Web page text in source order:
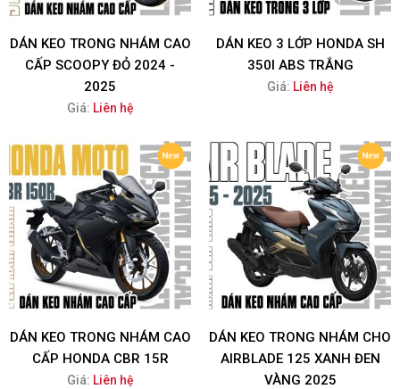
DÁN KEO TRONG NHÁM CAO
CẤP SCOOPY ĐỎ 2024 -
2025
Giá: Liên hệ
DÁN KEO 3 LỚP HONDA SH
350I ABS TRẮNG
Giá: Liên hệ
DÁN KEO TRONG NHÁM CAO
CẤP HONDA CBR 15R
Giá: Liên hệ
DÁN KEO TRONG NHÁM CHO
AIRBLADE 125 XANH ĐEN
VÀNG 2025